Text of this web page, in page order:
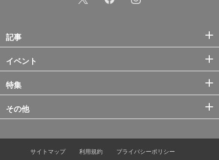
記事
イベント
特集
その他
サイトマップ 利用規約 プライバシーポリシー